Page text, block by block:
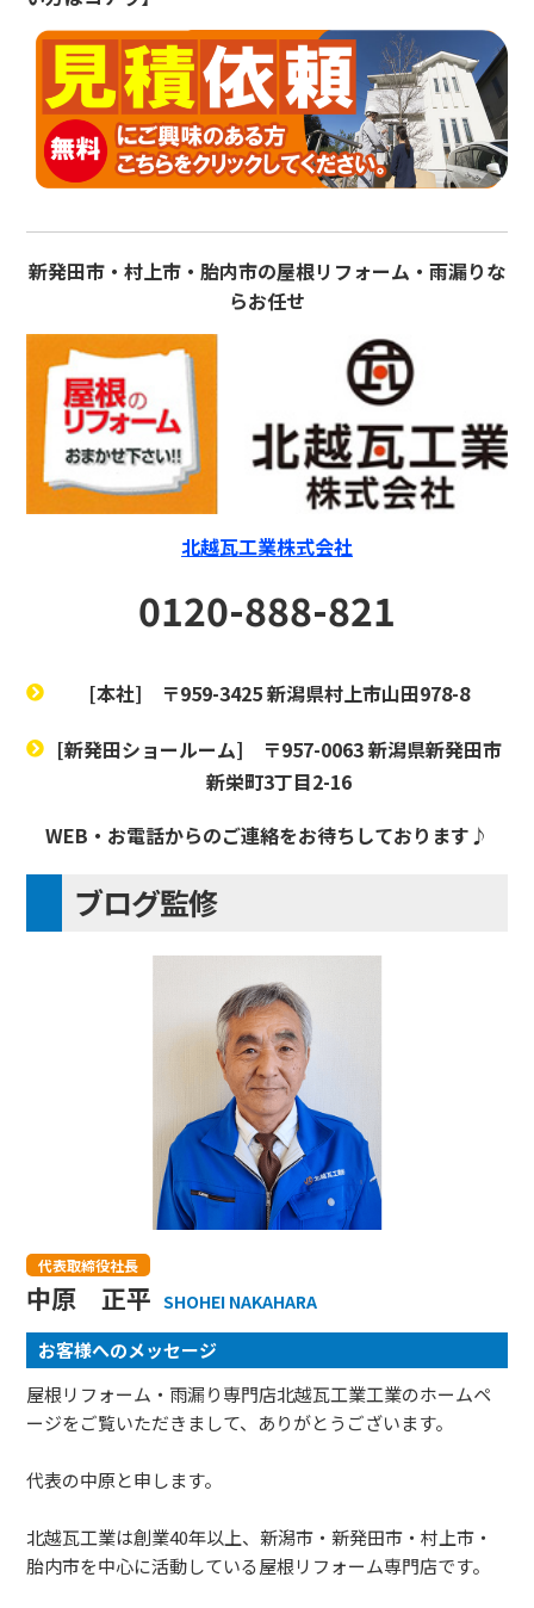
新発田市・村上市・胎内市の屋根リフォーム・雨漏りな
らお任せ
北越瓦工業株式会社
0120-888-821
[本社]
〒959-3425 新潟県村上市山田978-8
[新発田ショールーム]
〒957-0063 新潟県新発田市
新栄町3丁目2-16
WEB・お電話からのご連絡をお待ちしております♪
ブログ監修
代表取締役社長
中原 正平 SHOHEI NAKAHARA
お客様へのメッセージ
屋根リフォーム・雨漏り専門店北越瓦工業工業のホームペ
ージをご覧いただきまして、ありがとうございます。
代表の中原と申します。
北越瓦工業は創業40年以上、新潟市・新発田市・村上市・
胎内市を中心に活動している屋根リフォーム専門店です。